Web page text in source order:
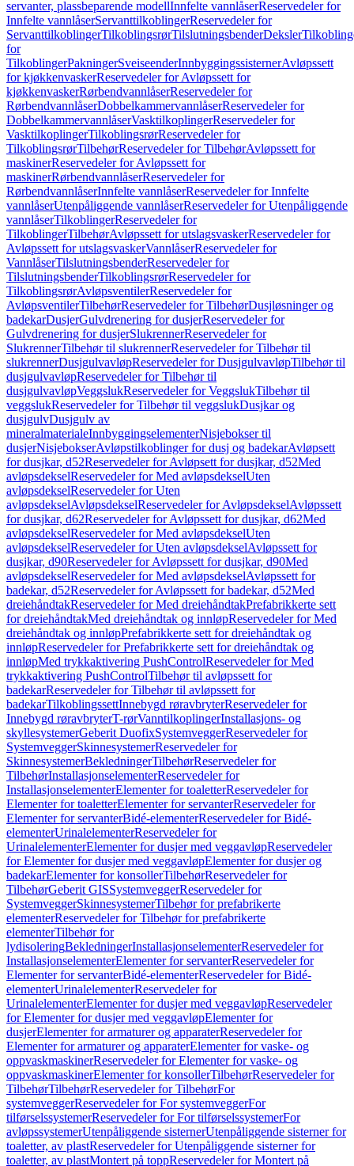
servanter, plassbeparende modellInnfelte vannlåserReservedeler for
Innfelte vannlåserServanttilkoblingerReservedeler for
ServanttilkoblingerTilkoblingsrørTilslutningsbenderDeksler
for
TilkoblingerPakningerSveiseenderInnbyggingssisternerAvløpssett
for kjøkkenvaskerReservedeler for Avløpssett for
kjøkkenvaskerRørbendvannlåserReservedeler for
RørbendvannlåserDobbelkammervannlåserReservedeler for
DobbelkammervannlåserVasktilkoplingerReservedeler for
VasktilkoplingerTilkoblingsrørReservedeler for
TilkoblingsrørTilbehørReservedeler for TilbehørAvløpssett for
maskinerReservedeler for Avløpssett for
maskinerRørbendvannlåserReservedeler for
RørbendvannlåserInnfelte vannlåserReservedeler for Innfelte
vannlåserUtenpåliggende vannlåserReservedeler for Utenpåliggende
vannlåserTilkoblingerReservedeler for
TilkoblingerTilbehørAvløpssett for utslagsvaskerReservedeler for
Avløpssett for utslagsvaskerVannlåserReservedeler for
VannlåserTilslutningsbenderReservedeler for
TilslutningsbenderTilkoblingsrørReservedeler for
TilkoblingsrørAvløpsventilerReservedeler for
AvløpsventilerTilbehørReservedeler for TilbehørDusjløsninger og
badekarDusjerGulvdrenering for dusjerReservedeler for
Gulvdrenering for dusjerSlukrennerReservedeler for
SlukrennerTilbehør til slukrennerReservedeler for Tilbehør til
slukrennerDusjgulvavløpReservedeler for DusjgulvavløpTilbehør til
dusjgulvavløpReservedeler for Tilbehør til
dusjgulvavløpVeggslukReservedeler for VeggslukTilbehør til
veggslukReservedeler for Tilbehør til veggslukDusjkar og
dusjgulvDusjgulv av
mineralmaterialeInnbyggingselementerNisjebokser til
dusjerNisjebokserAvløpstilkoblinger for dusj og badekarAvløpsett
for dusjkar, d52Reservedeler for Avløpsett for dusjkar, d52Med
avløpsdekselReservedeler for Med avløpsdekselUten
avløpsdekselReservedeler for Uten
avløpsdekselAvløpsdekselReservedeler for AvløpsdekselAvløpssett
for dusjkar, d62Reservedeler for Avløpssett for dusjkar, d62Med
avløpsdekselReservedeler for Med avløpsdekselUten
avløpsdekselReservedeler for Uten avløpsdekselAvløpssett for
dusjkar, d90Reservedeler for Avløpssett for dusjkar, d90Med
avløpsdekselReservedeler for Med avløpsdekselAvløpssett for
badekar, d52Reservedeler for Avløpssett for badekar, d52Med
dreiehåndtakReservedeler for Med dreiehåndtakPrefabrikkerte sett
for dreiehåndtakMed dreiehåndtak og innløpReservedeler for Med
dreiehåndtak og innløpPrefabrikkerte sett for dreiehåndtak og
innløpReservedeler for Prefabrikkerte sett for dreiehåndtak og
innløpMed trykkaktivering PushControlReservedeler for Med
trykkaktivering PushControlTilbehør til avløpssett for
badekarReservedeler for Tilbehør til avløpssett for
badekarTilkoblingssettInnebygd røravbryterReservedeler for
Innebygd røravbryterT-rørVanntilkoplingerInstallasjons- og
skyllesystemerGeberit DuofixSystemveggerReservedeler for
SystemveggerSkinnesystemerReservedeler for
SkinnesystemerBekledningerTilbehørReservedeler for
TilbehørInstallasjonselementerReservedeler for
InstallasjonselementerElementer for toaletterReservedeler for
Elementer for toaletterElementer for servanterReservedeler for
Elementer for servanterBidé-elementerReservedeler for Bidé-
elementerUrinalelementerReservedeler for
UrinalelementerElementer for dusjer med veggavløpReservedeler
for Elementer for dusjer med veggavløpElementer for dusjer og
badekarElementer for konsollerTilbehørReservedeler for
TilbehørGeberit GISSystemveggerReservedeler for
SystemveggerSkinnesystemerTilbehør for prefabrikerte
elementerReservedeler for Tilbehør for prefabrikerte
elementerTilbehør for
lydisoleringBekledningerInstallasjonselementerReservedeler for
InstallasjonselementerElementer for servanterReservedeler for
Elementer for servanterBidé-elementerReservedeler for Bidé-
elementerUrinalelementerReservedeler for
UrinalelementerElementer for dusjer med veggavløpReservedeler
for Elementer for dusjer med veggavløpElementer for
dusjerElementer for armaturer og apparaterReservedeler for
Elementer for armaturer og apparaterElementer for vaske- og
oppvaskmaskinerReservedeler for Elementer for vaske- og
oppvaskmaskinerElementer for konsollerTilbehørReservedeler for
TilbehørTilbehørReservedeler for TilbehørFor
systemveggerReservedeler for For systemveggerFor
tilførselssystemerReservedeler for For tilførselssystemerFor
avløpssystemerUtenpåliggende sisternerUtenpåliggende sisterner for
toaletter, av plastReservedeler for Utenpåliggende sisterner for
toaletter, av plastMontert på toppReservedeler for Montert på